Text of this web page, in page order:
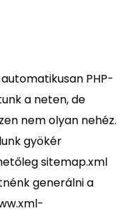
PHP-
a neten, de
nem olyan nehéz.
gyökér
sitemap.xml
generálni a